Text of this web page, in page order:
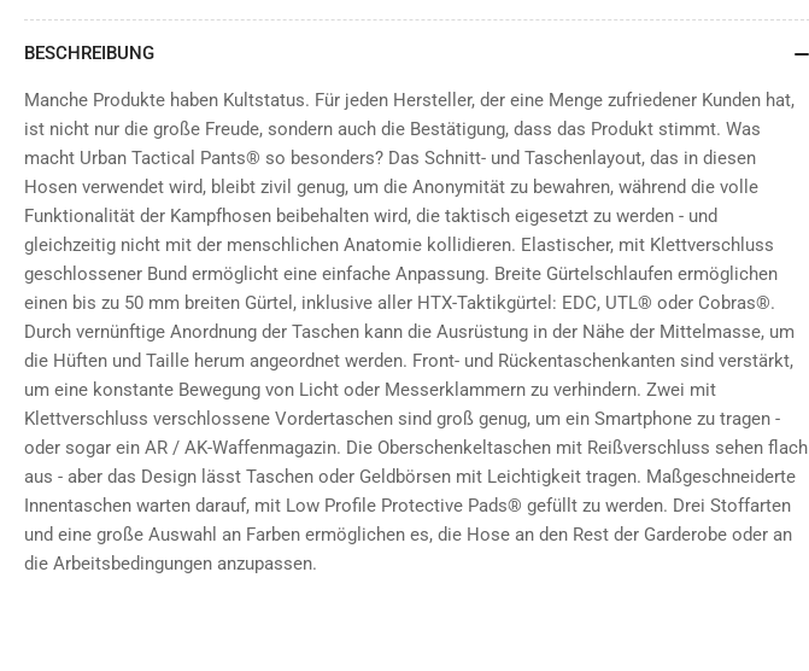
BESCHREIBUNG
Manche Produkte haben Kultstatus. Für jeden Hersteller, der eine Menge zufriedener Kunden hat,
ist nicht nur die große Freude, sondern auch die Bestätigung, dass das Produkt stimmt. Was
macht Urban Tactical Pants® so besonders? Das Schnitt- und Taschenlayout, das in diesen
Hosen verwendet wird, bleibt zivil genug, um die Anonymität zu bewahren, während die volle
Funktionalität der Kampfhosen beibehalten wird, die taktisch eigesetzt zu werden - und
gleichzeitig nicht mit der menschlichen Anatomie kollidieren. Elastischer, mit Klettverschluss
geschlossener Bund ermöglicht eine einfache Anpassung. Breite Gürtelschlaufen ermöglichen
einen bis zu 50 mm breiten Gürtel, inklusive aller HTX-Taktikgürtel: EDC, UTL® oder Cobras®.
Durch vernünftige Anordnung der Taschen kann die Ausrüstung in der Nähe der Mittelmasse, um
die Hüften und Taille herum angeordnet werden. Front- und Rückentaschenkanten sind verstärkt,
um eine konstante Bewegung von Licht oder Messerklammern zu verhindern. Zwei mit
Klettverschluss verschlossene Vordertaschen sind groß genug, um ein Smartphone zu tragen -
oder sogar ein AR / AK-Waffenmagazin. Die Oberschenkeltaschen mit Reißverschluss sehen flach
aus - aber das Design lässt Taschen oder Geldbörsen mit Leichtigkeit tragen. Maßgeschneiderte
Innentaschen warten darauf, mit Low Profile Protective Pads® gefüllt zu werden. Drei Stoffarten
und eine große Auswahl an Farben ermöglichen es, die Hose an den Rest der Garderobe oder an
die Arbeitsbedingungen anzupassen.